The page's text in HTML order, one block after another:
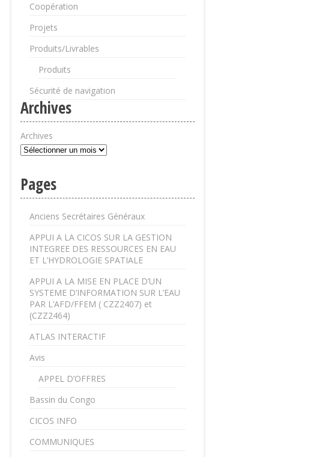
Coopération
Projets
Produits/Livrables
Produits
Sécurité de navigation
Archives
Archives
Pages
Anciens Secrétaires Généraux
APPUI A LA CICOS SUR LA GESTION
INTEGREE DES RESSOURCES EN EAU
ET L’HYDROLOGIE SPATIALE
APPUI A LA MISE EN PLACE D’UN
SYSTEME D’INFORMATION SUR L’EAU
PAR L’AFD/FFEM ( CZZ2407) et
(CZZ2464)
ATLAS INTERACTIF
Avis
APPEL D’OFFRES
Bassin du Congo
CICOS INFO
COMMUNIQUES